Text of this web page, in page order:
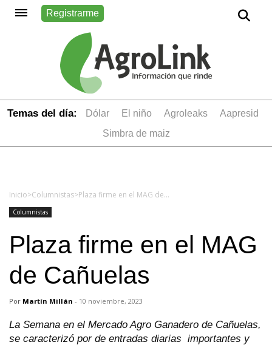
Registrarme
Temas del día: dólar el niño Agroleaks
aapresid
simbra de maiz
Inicio>Columnistas> Plaza firme en el MAG de Cañuelas
Columnistas
Plaza firme en el MAG
de Cañuelas
Por Martín Millán - 10 noviembre, 2023
La Semana en el Mercado Agro Ganadero de Cañuelas,
se caracterizó por de entradas diarias importantes y